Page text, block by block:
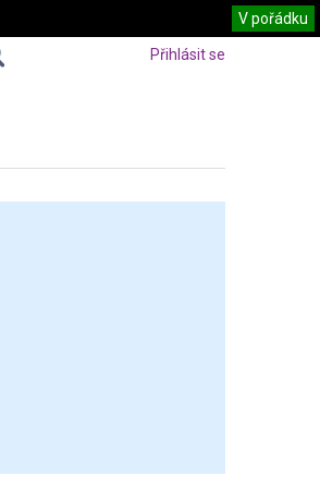
Přihlásit se
V pořádku